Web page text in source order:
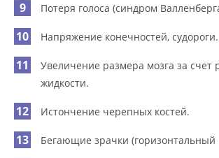
Потеря голоса (синдром
Напряжение конечностей, судороги.
Увеличение размера мозга за счет
жидкости.
Истончение черепных костей.
Бегающие зрачки (горизонтальный